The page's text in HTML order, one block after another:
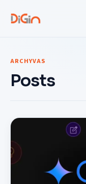
ARCHYVAS
Posts